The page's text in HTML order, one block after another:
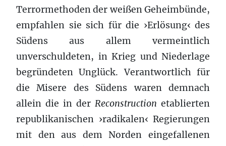
Terrormethoden der weißen Geheimbünde,
empfahlen sie sich für die ›Erlösung‹ des
Südens aus allem vermeintlich
unverschuldeten, in Krieg und Niederlage
begründeten Unglück. Verantwortlich für
die Misere des Südens waren demnach
allein die in der Reconstruction etablierten
republikanischen ›radikalen‹ Regierungen
mit den aus dem Norden eingefallenen